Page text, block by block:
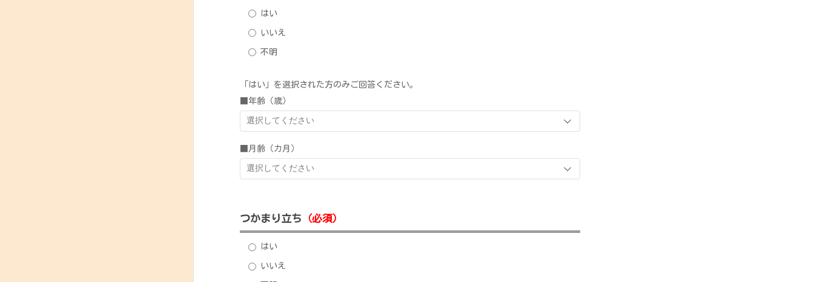
はい
いいえ
不明
「はい」を選択された方のみご回答ください。
■年齢（歳）
■月齢（カ月）
つかまり立ち （必須）
はい
いいえ